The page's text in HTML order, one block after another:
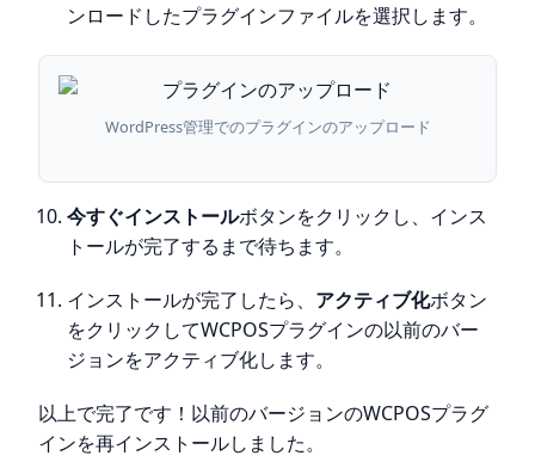
ンロードしたプラグインファイルを選択します。
WordPress管理でのプラグインのアップロード
今すぐインストールボタンをクリックし、インス
トールが完了するまで待ちます。
インストールが完了したら、 アクティブ化ボタン
をクリックしてWCPOSプラグインの以前のバー
ジョンをアクティブ化します。
以上で完了です！以前のバージョンのWCPOSプラグ
インを再インストールしました。